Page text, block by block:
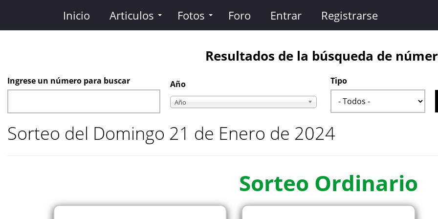
contenido
Inicio Articulos Fotos Foro Entrar Registrarse
Resultados de la búsqueda de
Ingrese un número para buscar
Año
Año
Año
Tipo
Sorteo del Domingo 21 de Enero de 2024
Sorteo Ordinario